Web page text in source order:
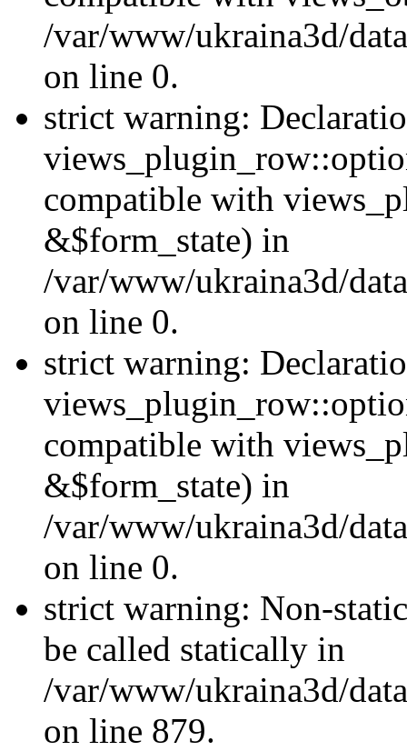
/var/www/ukraina3d/
on line 0.
strict warning:
compatible with
&$form_state) in
/var/www/ukraina3d/
on line 0.
strict warning:
compatible with
&$form_state) in
/var/www/ukraina3d/
on line 0.
strict warning: Non-
be called statically in
/var/www/ukraina3d/
on line 879.